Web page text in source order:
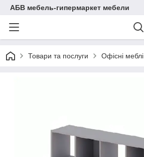
АБВ мебель-гипермаркет мебели
Товари та послуги Офісні меблі